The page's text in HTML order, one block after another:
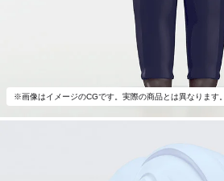
※画像はイメージのCGです。実際の商品とは異なります。